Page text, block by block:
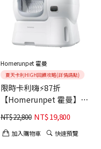
Homerunpet 霍曼
夏天卡利HIGH回饋攻略(詳情請點)
限時卡利嗨⚡87折
【Homerunpet 霍曼】寵
物自動貓砂機 CS106
(106L超大內艙/自動補砂)
NT$22,800 NT$19,800
加入購物車 快速預覽